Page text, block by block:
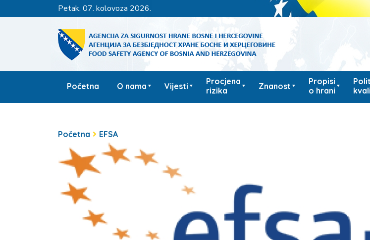
petak, 07. kolovoza 2026.
Početna O nama Vijesti
Procjena
rizika
Znanost
Propisi
o hrani
Početna EFSA